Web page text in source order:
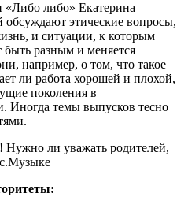
«Либо либо» Екатерина
этические вопросы,
и ситуации, к которым
разным и меняется
например, о том, что такое
ли работа хорошей и плохой,
поколения в
Иногда темы выпусков тесно
ли уважать родителей,